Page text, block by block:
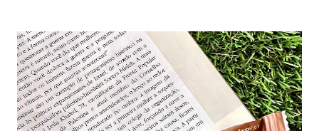
melhor a fórmula dos produtos . Alguns produtos causam
irritação e espinhas , nesse site através de um banco de dados
você terá acesso a lista de ingredientes da composição. Além
disso o CosDNA analisa os ingredientes por função e fornece
uma escala que vai de 0 a 5 sobre a probabilidade de irritação ou